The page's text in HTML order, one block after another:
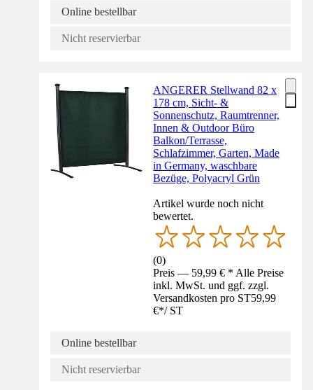
Online bestellbar
Nicht reservierbar
ANGERER Stellwand 82 x
178 cm, Sicht- &
Sonnenschutz, Raumtrenner,
Innen & Outdoor Büro
Balkon/Terrasse,
Schlafzimmer, Garten, Made
in Germany, waschbare
Bezüge, Polyacryl Grün
Artikel wurde noch nicht
bewertet.
(0)
Preis — 59,99 € * Alle Preise
inkl. MwSt. und ggf. zzgl.
Versandkosten pro ST59,99
€*/ ST
Online bestellbar
Nicht reservierbar